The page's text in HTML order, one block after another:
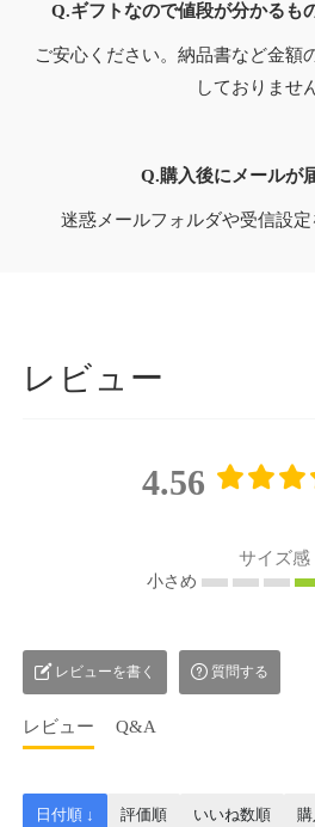
Q.ギフトなので値段が分かるも
ご安心ください。納品書など金額
しておりませ
Q.購入後にメールが
迷惑メールフォルダや受信設定
レビュー
4.56
サイズ感
小さめ
レビューを書く 質問する
レビュー Q&A
日付順 ↓ 評価順 いいね数順